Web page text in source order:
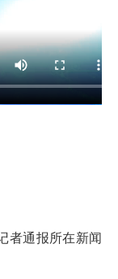
者通报所在新闻